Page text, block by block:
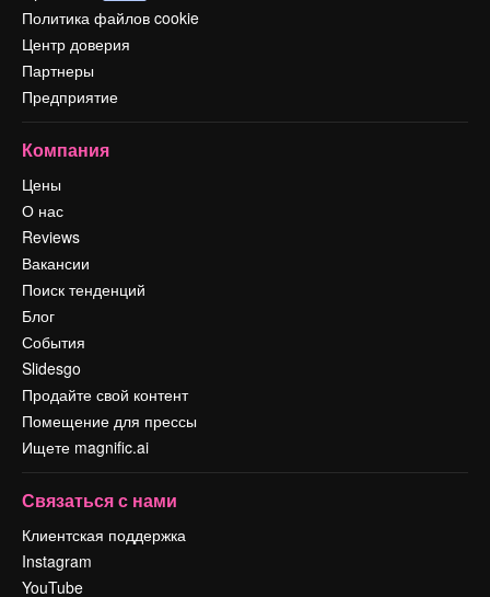
Политика файлов cookie
Центр доверия
Партнеры
Предприятие
Компания
Цены
О нас
Reviews
Вакансии
Поиск тенденций
Блог
События
Slidesgo
Продайте свой контент
Помещение для прессы
Ищете magnific.ai
Связаться с нами
Клиентская поддержка
Instagram
YouTube